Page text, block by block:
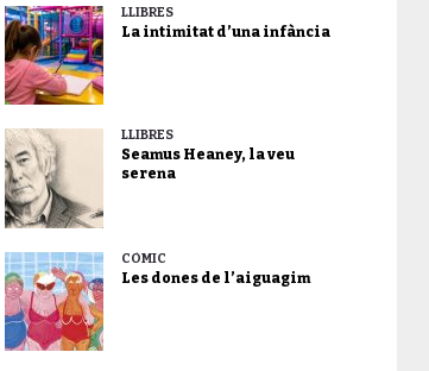
LLIBRES
La intimitat d’una infància
LLIBRES
Seamus Heaney, la veu
serena
CÒMIC
Les dones de l’aiguagim